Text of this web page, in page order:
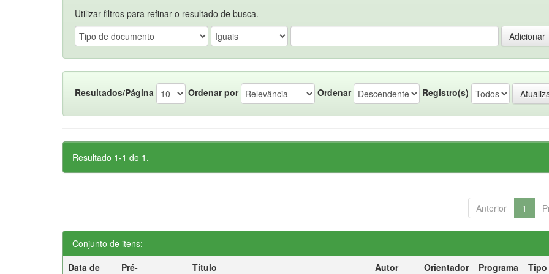
Utilizar filtros para refinar o resultado de busca.
Resultados/Página Ordenar por Ordenar Registro(s)
Resultado 1-1 de 1.
Anterior 1
Conjunto de itens:
Data de
Pré-
Título Autor Orientador Programa
Tipo